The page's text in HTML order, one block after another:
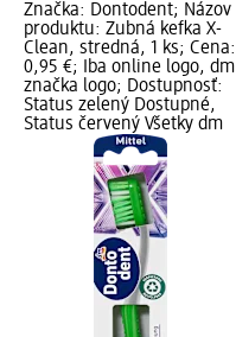
Značka: Dontodent; Názov
produktu: Zubná kefka X-
Clean, stredná, 1 ks; Cena:
0,95 €; Iba online logo, dm
značka logo; Dostupnosť:
Status zelený Dostupné,
Status červený Všetky dm